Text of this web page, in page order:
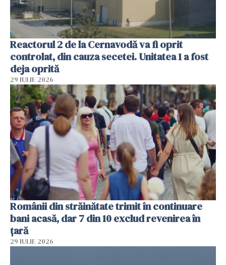
Reactorul 2 de la Cernavodă va fi oprit
controlat, din cauza secetei. Unitatea 1 a fost
deja oprită
29 IULIE 2026
Românii din străinătate trimit în continuare
bani acasă, dar 7 din 10 exclud revenirea în
țară
29 IULIE 2026